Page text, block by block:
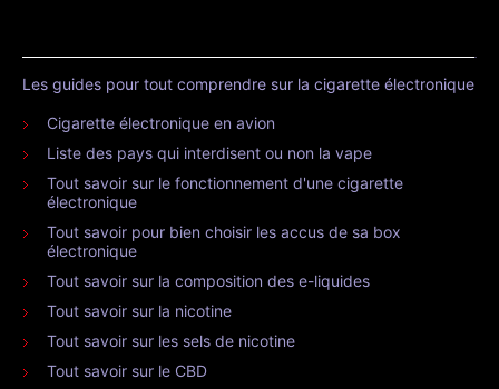
Les guides pour tout comprendre sur la cigarette électronique
Cigarette électronique en avion
Liste des pays qui interdisent ou non la vape
Tout savoir sur le fonctionnement d'une cigarette
électronique
Tout savoir pour bien choisir les accus de sa box
électronique
Tout savoir sur la composition des e-liquides
Tout savoir sur la nicotine
Tout savoir sur les sels de nicotine
Tout savoir sur le CBD